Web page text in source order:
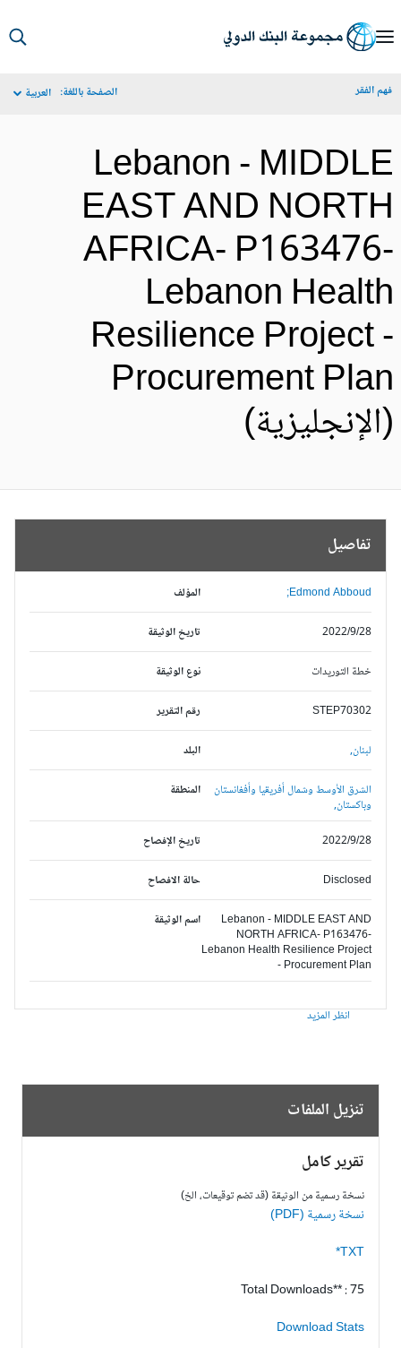
الفقر الصفحة باللغة: العربية
Lebanon -
EAST AND
AFRICA-
Lebanon
Resilience Project
Procurement
تفاصيل
المؤلف Edmond Abboud;
تاريخ الوثيقة 2022/9/28
نوع الوثيقة خطة التوريدات
رقم التقرير STEP70302
البلد لبنان,
المنطقة
الشرق الأوسط وشمال أفريقيا وأفغانستان
وباكستان,
تاريخ الإفصاح
2022/9/28
حالة الافصاح Disclosed
اسم الوثيقة
Lebanon - MIDDLE EAST AND
NORTH AFRICA- P163476-
Lebanon Health Resilience Project
- Procurement Plan
انظر المزيد
تنزيل الملفات
تقرير كامل
نسخة رسمية من الوثيقة (قد تضم توقيعات، الخ)
نسخة رسمية (PDF)
TXT*
Total Downloads** : 75
Download Stats